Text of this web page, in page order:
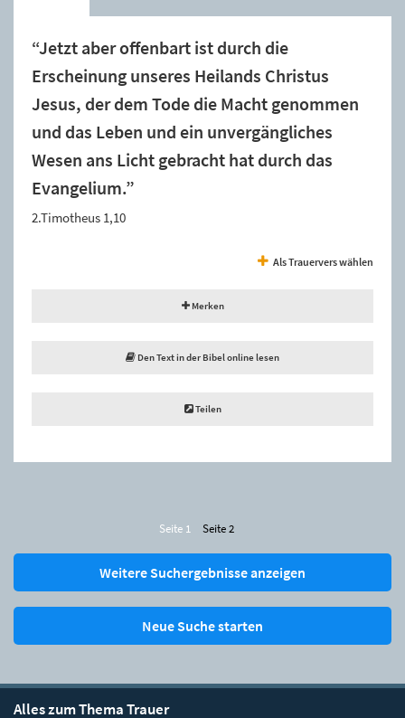
“Jetzt aber offenbart ist durch die
Erscheinung unseres Heilands Christus
Jesus, der dem Tode die Macht genommen
und das Leben und ein unvergängliches
Wesen ans Licht gebracht hat durch das
Evangelium.”
2.Timotheus 1,10
Als Trauervers wählen
Merken
Den Text in der Bibel online lesen
Teilen
Seite 1 Seite 2
Weitere Suchergebnisse anzeigen
Neue Suche starten
Alles zum Thema Trauer